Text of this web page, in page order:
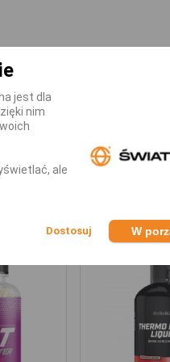
posiłkiem,
jest dla
nim
ale
W